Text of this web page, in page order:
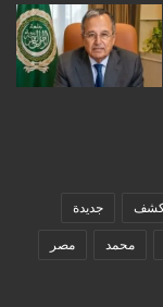
جديدة
محمد مصر